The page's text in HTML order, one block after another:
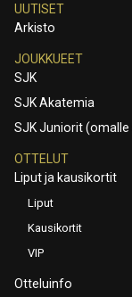
UUTISET
Arkisto
JOUKKUEET
SJK
SJK Akatemia
SJK Juniorit (omalle
OTTELUT
Liput ja kausikortit
Liput
Kausikortit
VIP
Otteluinfo